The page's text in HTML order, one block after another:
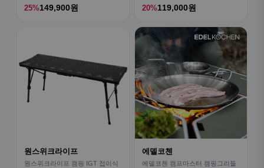
25%149,900원 20%119,000원
원스위크라이프
원스위크라이프 캠핑 IGT 접이식
에델코첸
에델코첸 캠프마스터 캠핑그리들